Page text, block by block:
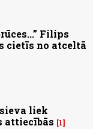
Filips
cietīs no atceltā
liek
attiecībās
1